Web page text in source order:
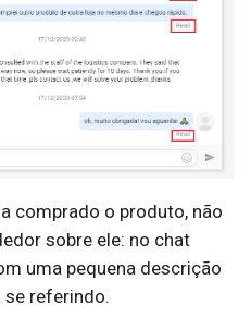
comprado o produto, não
sobre ele: no chat
uma pequena descrição
referindo.